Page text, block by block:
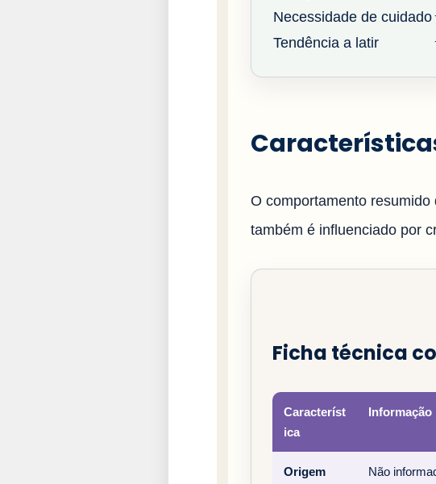
Necessidade de cuidado
Tendência a latir
O comportamento resumido
também é influenciado por
Ficha técnica
Característ
ica
Informação
Origem Não